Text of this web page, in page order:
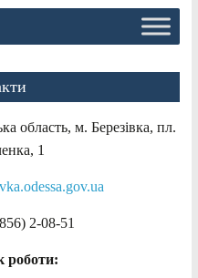
область, м. Березівка, пл.
1
2-08-51
роботи: